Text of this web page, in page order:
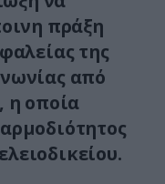
πράξη
της
από
η οποία